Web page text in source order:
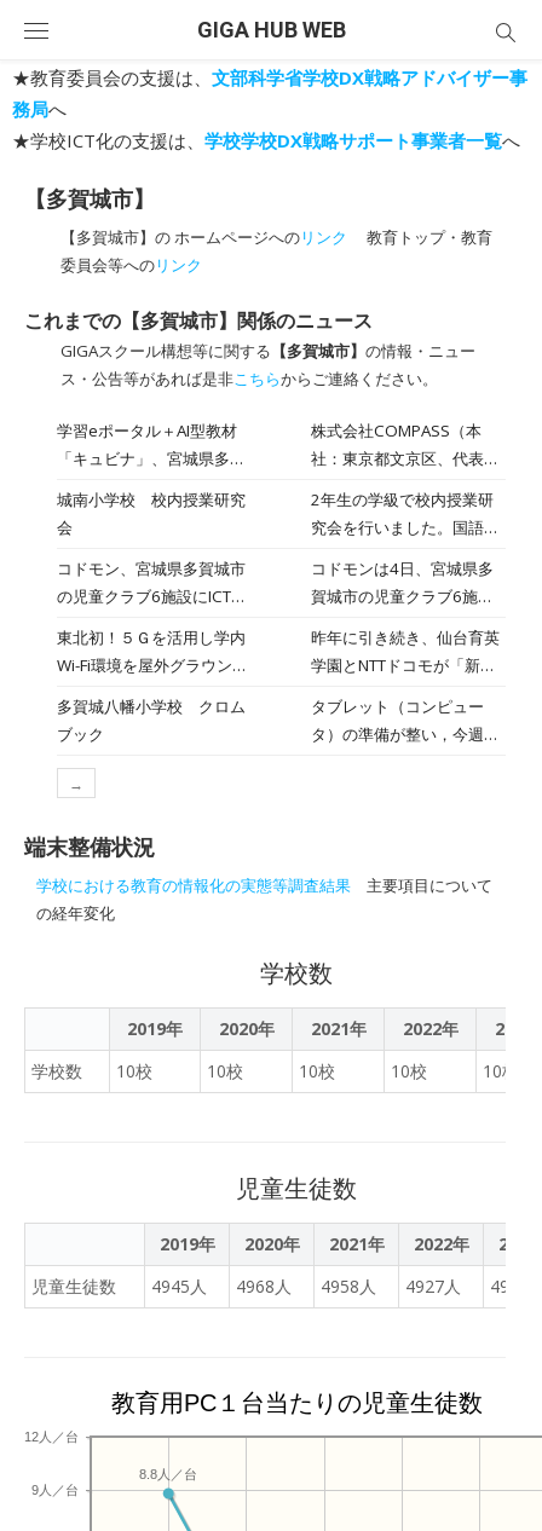
content
GIGA HUB WEB
★教育委員会の支援は、 文部科学省学校DX戦略アドバイザー事
務局へ
★学校ICT化の支援は、 学校学校DX戦略サポート事業者一覧へ
【多賀城市】
【多賀城市】の ホームページへのリンク
教育トップ・教育
委員会等へのリンク
これまでの【多賀城市】関係のニュース
GIGAスクール構想等に関する 【多賀城市】 の情報・ニュー
ス・公告等があれば是非こちらからご連絡ください。
学習eポータル＋AI型教材
「キュビナ」、宮城県多賀
学校10校、約5,000人が利
用〜
株式会社COMPASS（本
社：東京都文京区、代表取
る学習eポータル＋AI型教
材「キュビナ 」が宮城県多
賀城市の全市立小中学校に
おける指導の一環として採
用され、2026年3月より全
10校で、約5,000人の児童
生徒の利用が開始されまし
たことをご報告いたしま
す。 多賀城市では、学校
自ら学び、課題を解決する
計画では、AI等の先端技術
を活用し、児童生徒一人ひ
とりの学習進捗や習熟度に
応じた「個別最適な学び」
を高度化・個別化すること
を重点施策としています。
の児童生徒に保障するた
ル＋AI型教材「キュビナ」
を全市立小中学校10校で採
用、2026年3月より小学1
ビナのAIによる、児童生徒
の解答傾向の分析・効果的
かな学力の向上」と「学習
城南小学校 校内授業研究
会
2年生の学級で校内授業研
究会を行いました。国語科
よう」の単元で、自分が選
んだ昔話の面白さを見付け
て紹介カードにまとめる学
習を行いました。タブレッ
ト端末を活用してまとめる
児童、プリントに文章を書
いてまとめる児童、どちら
コドモン、宮城県多賀城市
の児童クラブ6施設にICTサ
コドモンは4日、宮城県多
賀城市の児童クラブ6施設
ICTサービス「CoDMON」
を導入したことを発表し
た。 同市が導入する
「CoDMON」の機能は、保
を伝え合う連絡帳を電子化
コード（ipadインカメラ）
を使った打刻機能で自動管
理にする「入退室管理」。
「CoDMON」は、保育・教
育施設で働く先生と保護者
に、子どもたちと向き合う
ルを提供するSaaS。同市
は、導入により、職員の業
務効率化と業務負担の軽減
を目指すという。
東北初！５Ｇを活用し学内
Wi-Fi環境を屋外グラウンド
ドコモ
昨年に引き続き、仙台育英
学園とNTTドコモが「新た
向けた中期的取り組み」を
実施した。取り組みの内容
現場の実現を目的とし、屋
育英学園多賀城キャンパス
るが、そのほとんどでWi-Fi
が使用可能になった。
多賀城八幡小学校 クロム
ブック
タブレット（コンピュー
タ）の準備が整い，今週か
入し，使っています。一人
一台タブレットを使っての
授業をしていますが，普通
の教科の授業でも使ってい
く予定です。今週は，４・
５・６年生が順次学級ごと
に取り組んでいます。まだ
でいくので楽しみにしてい
てください。レンタルされ
たタブレットは，在学中ず
っと使うので，大切に扱っ
てくださいね。写真は，６
→
端末整備状況
学校における教育の情報化の実態等調査結果 主要項目について
の経年変化
学校数
2019年 2020年 2021年 2022年
2023
学校数
10校 10校 10校 10校 10校
児童生徒数
2019年 2020年 2021年 2022年
2023
児童生徒数
4945人 4968人 4958人 4927人 4967
教育用PC１台当たりの児童生徒数
9人／台
12人／台
8.8人／台